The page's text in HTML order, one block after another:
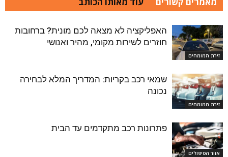
זירת המומחים
האפליקציה לא מצאה לכם מונית? ברחובות
חוזרים לשירות מקומי, מהיר ואנושי
זירת המומחים
שמאי רכב בקריות: המדריך המלא לבחירה
נכונה
אזור הטיפולים
פתרונות רכב מתקדמים עד הבית